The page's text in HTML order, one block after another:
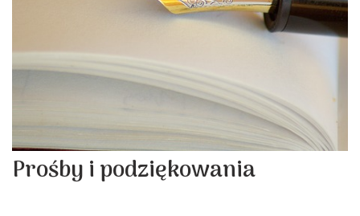
Prośby i podziękowania